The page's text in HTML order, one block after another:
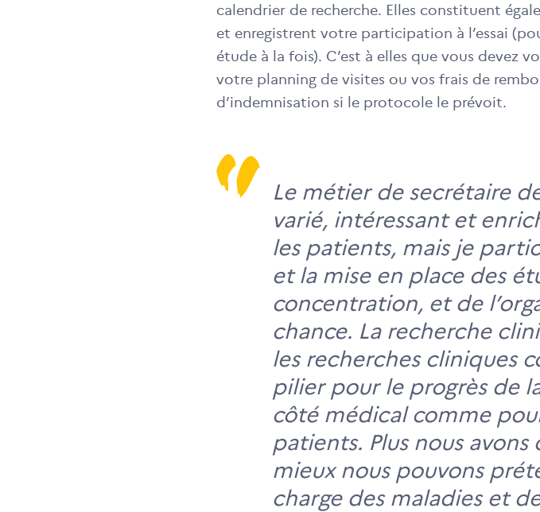
calendrier de recherche. Elles constituent
et enregistrent votre participation à l’essai
étude à la fois). C’est à elles que vous devez
votre planning de visites ou vos frais de
d’indemnisation si le protocole le prévoit.
Le métier de secrétaire
varié, intéressant et
les patients, mais je
et la mise en place des
concentration, et de
chance. La recherche
les recherches cliniques
pilier pour le progrès de
côté médical comme
patients. Plus nous
mieux nous pouvons
charge des maladies et